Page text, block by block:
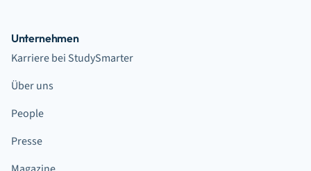
Unternehmen
Karriere bei StudySmarter
Über uns
People
Presse